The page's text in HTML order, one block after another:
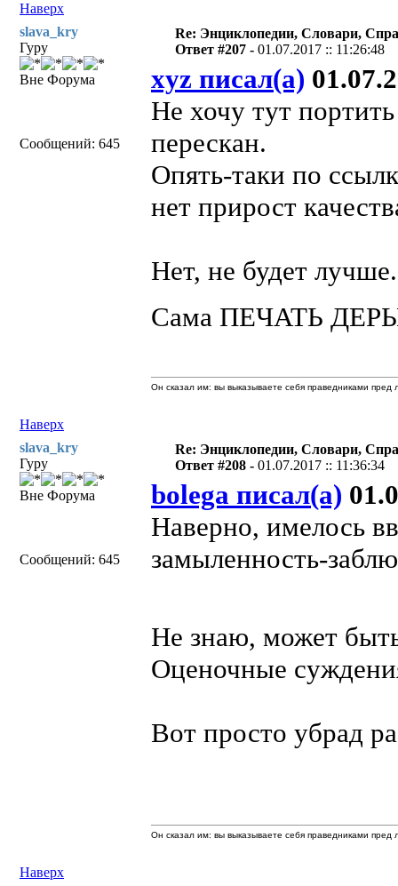
Наверх
slava_kry
Гуру
Вне Форума
Сообщений: 645
Re: Энциклопедии, Словари,
Ответ #207 -01.07.2017 :: 11:26:48
xyz писал(а)
Не хочу тут
перескан.
Опять-таки по
нет прирост
Нет, не будет лучше.
Сама ПЕЧАТЬ
Наверх
Он сказал им: вы выказываете себя праведниками
slava_kry
Гуру
Вне Форума
Сообщений: 645
Re: Энциклопедии, Словари,
Ответ #208 -01.07.2017 :: 11:36:34
bolega писал(а)
Наверно, имелось
замыленность-
Не знаю, может
Оценочные
Вот просто убрад
Наверх
Он сказал им: вы выказываете себя праведниками